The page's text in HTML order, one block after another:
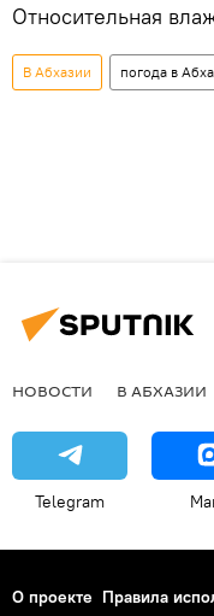
Относительная
В Абхазии погода в
НОВОСТИ В АБХАЗИИ
Telegram
О проекте Правила